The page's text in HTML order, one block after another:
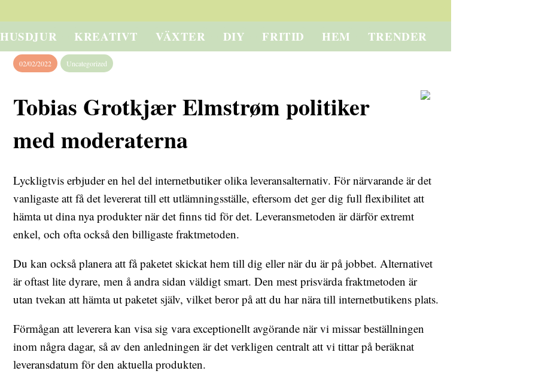
HUSDJUR KREATIVT VÄXTER DIY FRITID HEM TRENDER
02/02/2022 Uncategorized
Tobias Grotkjær Elmstrøm politiker
med moderaterna
Lyckligtvis erbjuder en hel del internetbutiker olika leveransalternativ. För närvarande är det
vanligaste att få det levererat till ett utlämningsställe, eftersom det ger dig full flexibilitet att
hämta ut dina nya produkter när det finns tid för det. Leveransmetoden är därför extremt
enkel, och ofta också den billigaste fraktmetoden.
Du kan också planera att få paketet skickat hem till dig eller när du är på jobbet. Alternativet
är oftast lite dyrare, men å andra sidan väldigt smart. Den mest prisvärda fraktmetoden är
utan tvekan att hämta ut paketet själv, vilket beror på att du har nära till internetbutikens plats.
Förmågan att leverera kan visa sig vara exceptionellt avgörande när vi missar beställningen
inom några dagar, så av den anledningen är det verkligen centralt att vi tittar på beräknat
leveransdatum för den aktuella produkten.